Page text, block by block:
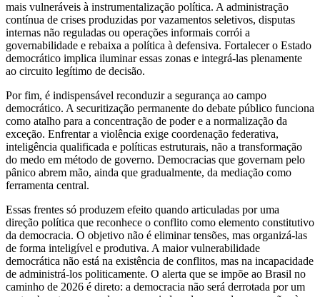
mais vulneráveis à instrumentalização política. A administração
contínua de crises produzidas por vazamentos seletivos, disputas
internas não reguladas ou operações informais corrói a
governabilidade e rebaixa a política à defensiva. Fortalecer o Estado
democrático implica iluminar essas zonas e integrá-las plenamente
ao circuito legítimo de decisão.
Por fim, é indispensável reconduzir a segurança ao campo
democrático. A securitização permanente do debate público funciona
como atalho para a concentração de poder e a normalização da
exceção. Enfrentar a violência exige coordenação federativa,
inteligência qualificada e políticas estruturais, não a transformação
do medo em método de governo. Democracias que governam pelo
pânico abrem mão, ainda que gradualmente, da mediação como
ferramenta central.
Essas frentes só produzem efeito quando articuladas por uma
direção política que reconhece o conflito como elemento constitutivo
da democracia. O objetivo não é eliminar tensões, mas organizá-las
de forma inteligível e produtiva. A maior vulnerabilidade
democrática não está na existência de conflitos, mas na incapacidade
de administrá-los politicamente. O alerta que se impõe ao Brasil no
caminho de 2026 é direto: a democracia não será derrotada por um